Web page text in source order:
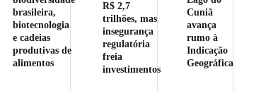
brasileira,
biotecnologia
e cadeias
produtivas de
alimentos
R$ 2,7
trilhões, mas
insegurança
regulatória
freia
investimentos
Cuniã
avança
rumo à
Indicação
Geográfica